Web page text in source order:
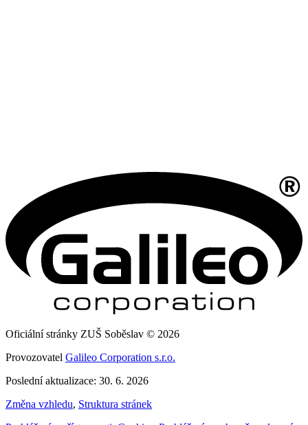
Oficiální stránky ZUŠ Soběslav © 2026
Provozovatel Galileo Corporation s.r.o.
Poslední aktualizace: 30. 6. 2026
Změna vzhledu, Struktura stránek